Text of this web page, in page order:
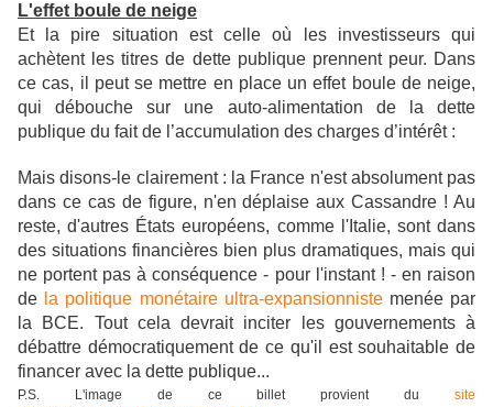
L'effet boule de neige
Et la pire situation est celle où les investisseurs qui
achètent les titres de dette publique prennent peur. Dans
ce cas, il peut se mettre en place un effet boule de neige,
qui débouche sur une auto-alimentation de la dette
publique du fait de l’accumulation des charges d’intérêt :
Mais disons-le clairement : la France n'est absolument pas
dans ce cas de figure, n'en déplaise aux Cassandre ! Au
reste, d'autres États européens, comme l'Italie, sont dans
des situations financières bien plus dramatiques, mais qui
ne portent pas à conséquence - pour l'instant ! - en raison
de la politique monétaire ultra-expansionnistemenée par
la BCE. Tout cela devrait inciter les gouvernements à
débattre démocratiquement de ce qu'il est souhaitable de
financer avec la dette publique...
P.S. L'image de ce billet provient du site